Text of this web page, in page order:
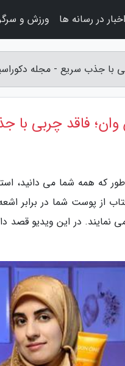
با جذب سریع - مجله
وان؛ فاقد چربی
که همه شما می دانید،
از پوست شما در برابر
اخبار در رسانه ها ورزش و